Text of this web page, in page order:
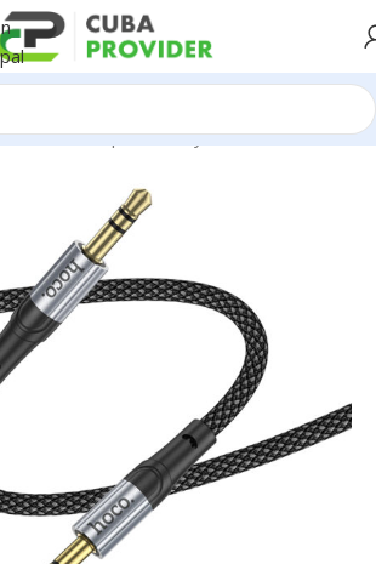
de PC/Adaptadores y Cables